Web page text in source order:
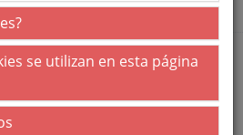
se utilizan en esta página